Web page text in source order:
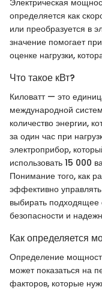
определяется как
или преобразуется в
значение помогает
оценке нагрузки,
Что такое кВт?
Киловатт — это
международной
количество энергии,
за один час при
электроприбор,
использовать 15 000
Понимание того, как
эффективно
выбирать подходящее
безопасности и
Как определяется
Определение
может показаться на
факторов, которые